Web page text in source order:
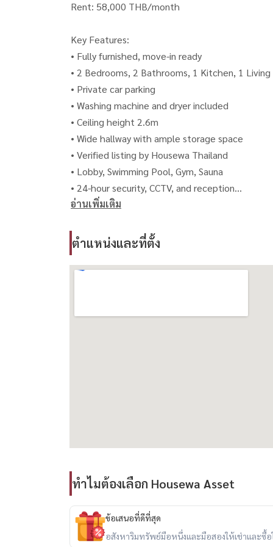
Rent: 58,000 THB/month
Key Features:
• Fully furnished, move-in ready
• 2 Bedrooms, 2 Bathrooms, 1 Kitchen, 1 Living
• Private car parking
• Washing machine and dryer included
• Ceiling height 2.6m
• Wide hallway with ample storage space
• Verified listing by Housewa Thailand
• Lobby, Swimming Pool, Gym, Sauna
• 24-hour security, CCTV, and reception
• Complimentary Tuk Tuk shuttle to BTS Phrom
• Easy access to Sukhumvit, Asoke, Phrom
• Quiet and secure neighborhood
• Ideal for Expats, Executives, and Families
• มีเครื่องซักผ้าและเครื่องอบผ้ารวมอยู่ด้วย
• โถงทางเดินกว้างพร้อมพื้นที่จัดเก็บของมากมาย
• ล็อบบี้, สระว่ายน้ำ, ห้องออกกำลังกาย, ซาวน่า
• ระบบรักษาความปลอดภัยตลอด 24 ชั่วโมง, กล้อง
อ่านเพิ่มเติม
ตำแหน่งและที่ตั้ง
ทำไมต้องเลือก Housewa Asset
ข้อเสนอที่ดีที่สุด
อสังหาริมทรัพย์มือหนึ่งและมือสองให้เช่าและซื้